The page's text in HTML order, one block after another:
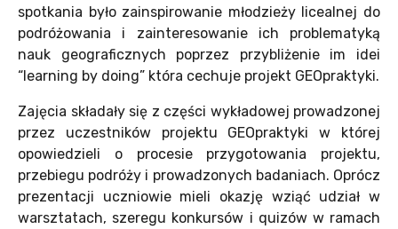
spotkania było zainspirowanie młodzieży licealnej do
podróżowania i zainteresowanie ich problematyką
nauk geograficznych poprzez przybliżenie im idei
“learning by doing” która cechuje projekt GEOpraktyki.
Zajęcia składały się z części wykładowej prowadzonej
przez uczestników projektu GEOpraktyki w której
opowiedzieli o procesie przygotowania projektu,
przebiegu podróży i prowadzonych badaniach. Oprócz
prezentacji uczniowie mieli okazję wziąć udział w
warsztatach, szeregu konkursów i quizów w ramach